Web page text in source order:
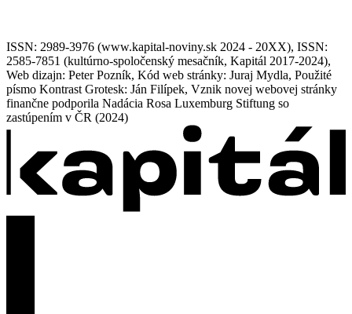
ISSN: 2989-3976 (www.kapital-noviny.sk 2024 - 20XX), ISSN:
2585-7851 (kultúrno-spoločenský mesačník, Kapitál 2017-2024),
Web dizajn: Peter Pozník, Kód web stránky: Juraj Mydla, Použité
písmo Kontrast Grotesk: Ján Filípek, Vznik novej webovej stránky
finančne podporila Nadácia Rosa Luxemburg Stiftung so
zastúpením v ČR (2024)